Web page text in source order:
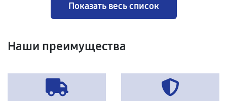
Показать весь список
Наши преимущества